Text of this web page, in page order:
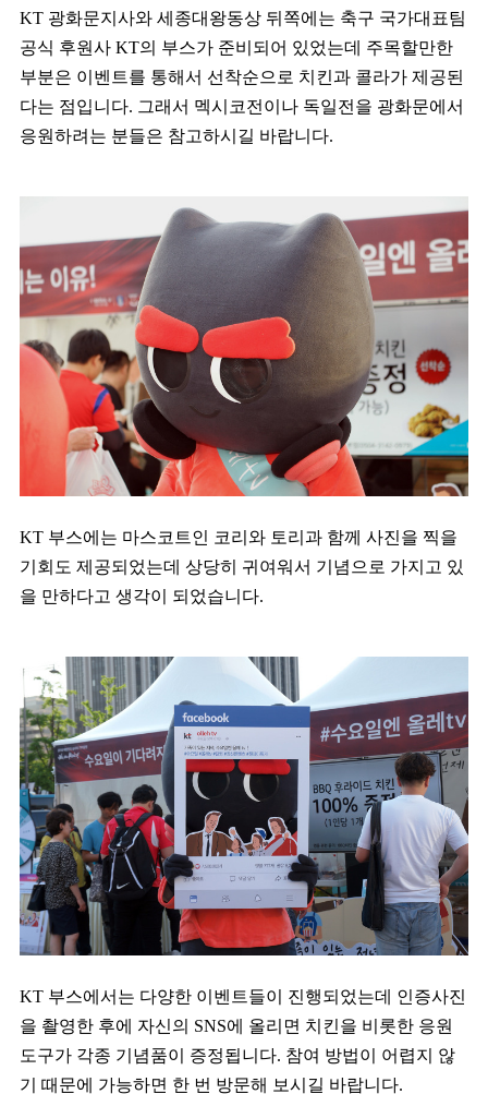
KT 광화문지사와 세종대왕동상 뒤쪽에는 축구 국가대표팀
공식 후원사 KT의 부스가 준비되어 있었는데 주목할만한
부분은 이벤트를 통해서 선착순으로 치킨과 콜라가 제공된
다는 점입니다. 그래서 멕시코전이나 독일전을 광화문에서
응원하려는 분들은 참고하시길 바랍니다.
KT 부스에는 마스코트인 코리와 토리과 함께 사진을 찍을
기회도 제공되었는데 상당히 귀여워서 기념으로 가지고 있
을 만하다고 생각이 되었습니다.
KT 부스에서는 다양한 이벤트들이 진행되었는데 인증사진
을 촬영한 후에 자신의 SNS에 올리면 치킨을 비롯한 응원
도구가 각종 기념품이 증정됩니다. 참여 방법이 어렵지 않
기 때문에 가능하면 한 번 방문해 보시길 바랍니다.